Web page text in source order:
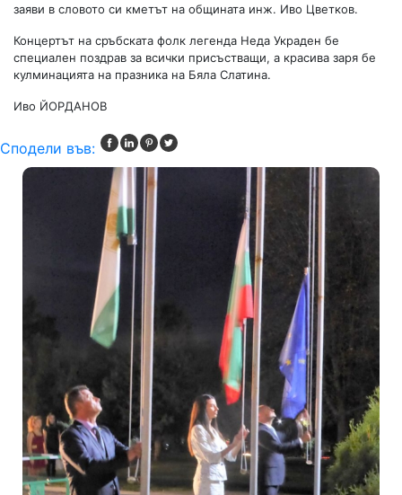
заяви в словото си кметът на общината инж. Иво Цветков.
Концертът на сръбската фолк легенда Неда Украден бе
специален поздрав за всички присъстващи, а красива заря бе
кулминацията на празника на Бяла Слатина.
Иво ЙОРДАНОВ
Сподели във: